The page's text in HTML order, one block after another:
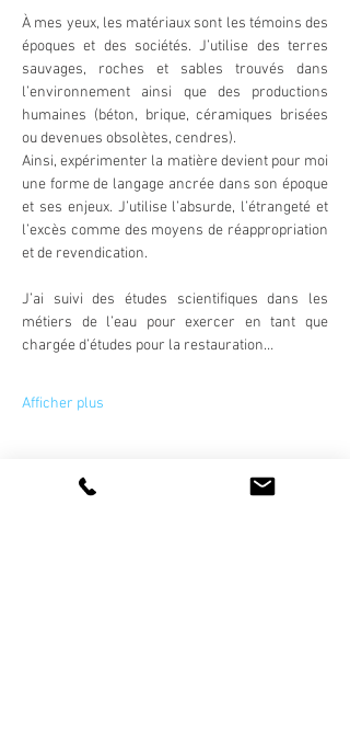
À mes yeux, les matériaux sont les témoins des
époques et des sociétés. J’utilise des terres
sauvages, roches et sables trouvés dans
l’environnement ainsi que des productions
humaines (béton, brique, céramiques brisées
ou devenues obsolètes, cendres).
Ainsi, expérimenter la matière devient pour moi
une forme de langage ancrée dans son époque
et ses enjeux. J’utilise l’absurde, l’étrangeté et
l’excès comme des moyens de réappropriation
et de revendication.
J’ai suivi des études scientifiques dans les
métiers de l’eau pour exercer en tant que
chargée d’études pour la restauration…
Afficher plus